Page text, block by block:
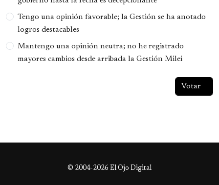
Tengo una opinión favorable; la Gestión se ha anotado
logros destacables
Mantengo una opinión neutra; no he registrado
mayores cambios desde arribada la Gestión Milei
© 2004-2026 El Ojo Digital